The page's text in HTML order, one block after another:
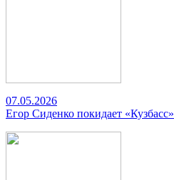
07.05.2026
Егор Сиденко покидает «Кузбасс»